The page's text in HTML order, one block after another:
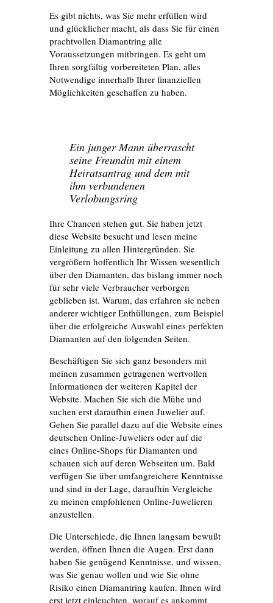
Es gibt nichts, was Sie mehr erfüllen wird
und glücklicher macht, als dass Sie für einen
prachtvollen Diamantring alle
Voraussetzungen mitbringen. Es geht um
Ihren sorgfältig vorbereiteten Plan, alles
Notwendige innerhalb Ihrer finanziellen
Möglichkeiten geschaffen zu haben.
Ein junger Mann überrascht
seine Freundin mit einem
Heiratsantrag und dem mit
ihm verbundenen
Verlobungsring
Ihre Chancen stehen gut. Sie haben jetzt
diese Website besucht und lesen meine
Einleitung zu allen Hintergründen. Sie
vergrößern hoffentlich Ihr Wissen wesentlich
über den Diamanten, das bislang immer noch
für sehr viele Verbraucher verborgen
geblieben ist. Warum, das erfahren sie neben
anderer wichtiger Enthüllungen, zum Beispiel
über die erfolgreiche Auswahl eines perfekten
Diamanten auf den folgenden Seiten.
Beschäftigen Sie sich ganz besonders mit
meinen zusammen getragenen wertvollen
Informationen der weiteren Kapitel der
Website. Machen Sie sich die Mühe und
suchen erst daraufhin einen Juwelier auf.
Gehen Sie parallel dazu auf die Website eines
deutschen Online-Juweliers oder auf die
eines Online-Shops für Diamanten und
schauen sich auf deren Webseiten um. Bald
verfügen Sie über umfangreichere Kenntnisse
und sind in der Lage, daraufhin Vergleiche
zu meinen empfohlenen Online-Juwelieren
anzustellen.
Die Unterschiede, die Ihnen langsam bewußt
werden, öffnen Ihnen die Augen. Erst dann
haben Sie genügend Kenntnisse, und wissen,
was Sie genau wollen und wie Sie ohne
Risiko einen Diamantring kaufen. Ihnen wird
erst jetzt einleuchten, worauf es ankommt